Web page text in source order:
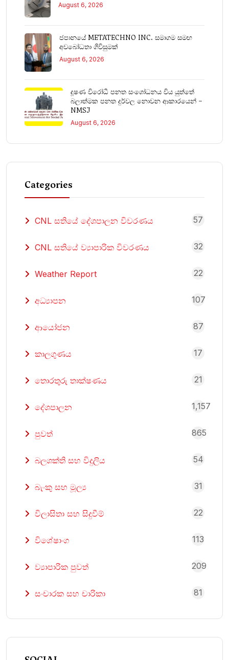
August 6, 2026
ජපානයේ METATECHNO INC. සමාගම සමඟ
අවබෝධතා ගිවිසුමක්
August 6, 2026
දූෂණ විරෝධී පනත සංශෝධනය විය යුත්තේ
බලාත්මක පනත දුර්වල නොවන ආකාරයෙන් –
NMSJ
August 6, 2026
Categories
CNL සතියේ දේශපාලන විවරණය 57
CNL සතියේ ව්‍යාපාරික විවරණය 32
Weather Report 22
අධ්‍යාපන 107
ආයෝජන 87
කාලගුණය 17
තොරතුරු තාක්ෂණය 21
දේශපාලන 1,157
පුවත් 865
බලශක්ති සහ විදුලිය 54
බැංකු සහ මූල්‍ය 31
විලාසිතා සහ සිදුවීම් 22
විශේෂාංග 113
ව්‍යාපාරික පුවත් 209
සංචාරක සහ චාරිකා 81